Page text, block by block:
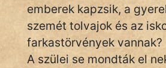
emberek kapzsik, a
szemét tolvajok és az
farkastörvények vannak?
A szülei se mondták el